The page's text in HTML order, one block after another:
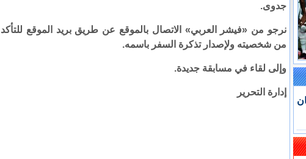
جدوى.
نرجو من «فيشر العربي» الاتصال بالموقع عن طريق بريد الموقع للتأكد
من شخصيته ولإصدار تذكرة السفر باسمه.
وإلى لقاء في مسابقة جديدة.
إدارة التحرير